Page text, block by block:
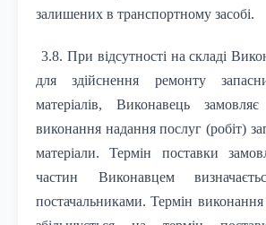
залишених в транспортному засобі.
3.8. При відсутності на складі
для здійснення ремонту
матеріалів, Виконавець
виконання надання послуг (робіт)
матеріали. Термін поставки
частин Виконавцем
постачальниками. Термін